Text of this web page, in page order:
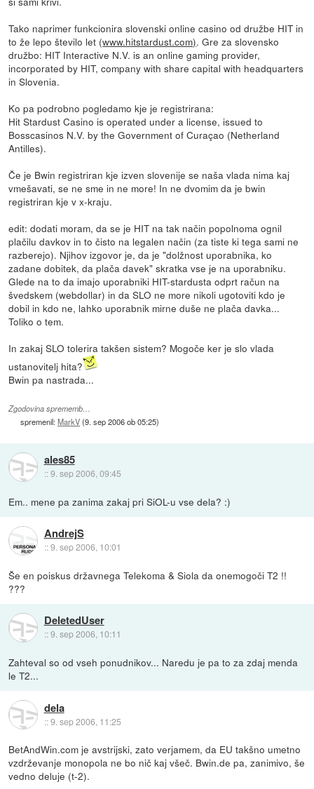
Tako naprimer funkcionira slovenski online casino od družbe HIT in
to že lepo število let (www.hitstardust.com). Gre za slovensko
družbo: HIT Interactive N.V. is an online gaming provider,
incorporated by HIT, company with share capital with headquarters
in Slovenia.
Ko pa podrobno pogledamo kje je registrirana:
Hit Stardust Casino is operated under a license, issued to
Bosscasinos N.V. by the Government of Curaçao (Netherland
Antilles).
Če je Bwin registriran kje izven slovenije se naša vlada nima kaj
vmešavati, se ne sme in ne more! In ne dvomim da je bwin
registriran kje v x-kraju.
edit: dodati moram, da se je HIT na tak način popolnoma ognil
plačilu davkov in to čisto na legalen način (za tiste ki tega sami ne
razberejo). Njihov izgovor je, da je "dolžnost uporabnika, ko
zadane dobitek, da plača davek" skratka vse je na uporabniku.
Glede na to da imajo uporabniki HIT-stardusta odprt račun na
švedskem (webdollar) in da SLO ne more nikoli ugotoviti kdo je
dobil in kdo ne, lahko uporabnik mirne duše ne plača davka...
Toliko o tem.
In zakaj SLO tolerira takšen sistem? Mogoče ker je slo vlada
ustanovitelj hita?
Bwin pa nastrada...
Zgodovina sprememb…
spremenil:MarkV(9. sep 2006 ob 05:25)
ales85
::9. sep 2006, 09:45
Em.. mene pa zanima zakaj pri SiOL-u vse dela? :)
AndrejS
::9. sep 2006, 10:01
Še en poiskus državnega Telekoma & Siola da onemogoči T2 !!
???
DeletedUser
::9. sep 2006, 10:11
Zahteval so od vseh ponudnikov... Naredu je pa to za zdaj menda
le T2...
dela
::9. sep 2006, 11:25
BetAndWin.com je avstrijski, zato verjamem, da EU takšno umetno
vzdrževanje monopola ne bo nič kaj všeč. Bwin.de pa, zanimivo, še
vedno deluje (t-2).